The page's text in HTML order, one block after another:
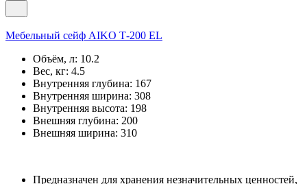
Мебельный сейф AIKO Т-200 EL
Объём, л: 10.2
Вес, кг: 4.5
Внутренняя глубина: 167
Внутренняя ширина: 308
Внутренняя высота: 198
Внешняя глубина: 200
Внешняя ширина: 310
Предназначен для хранения незначительных ценностей,